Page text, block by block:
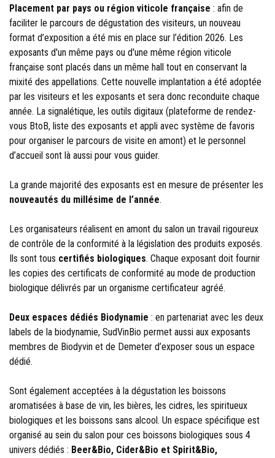
Placement par pays ou région viticole française : afin de
faciliter le parcours de dégustation des visiteurs, un nouveau
format d’exposition a été mis en place sur l’édition 2026. Les
exposants d'un même pays ou d'une même région viticole
française sont placés dans un même hall tout en conservant la
mixité des appellations. Cette nouvelle implantation a été adoptée
par les visiteurs et les exposants et sera donc reconduite chaque
année. La signalétique, les outils digitaux (plateforme de rendez-
vous BtoB, liste des exposants et appli avec système de favoris
pour organiser le parcours de visite en amont) et le personnel
d’accueil sont là aussi pour vous guider.
La grande majorité des exposants est en mesure de présenter les
nouveautés du millésime de l’année.
Les organisateurs réalisent en amont du salon un travail rigoureux
de contrôle de la conformité à la législation des produits exposés.
Ils sont tous certifiés biologiques. Chaque exposant doit fournir
les copies des certificats de conformité au mode de production
biologique délivrés par un organisme certificateur agréé.
Deux espaces dédiés Biodynamie : en partenariat avec les deux
labels de la biodynamie, SudVinBio permet aussi aux exposants
membres de Biodyvin et de Demeter d’exposer sous un espace
dédié.
Sont également acceptées à la dégustation les boissons
aromatisées à base de vin, les bières, les cidres, les spiritueux
biologiques et les boissons sans alcool. Un espace spécifique est
organisé au sein du salon pour ces boissons biologiques sous 4
univers dédiés : Beer&Bio, Cider&Bio et Spirit&Bio,